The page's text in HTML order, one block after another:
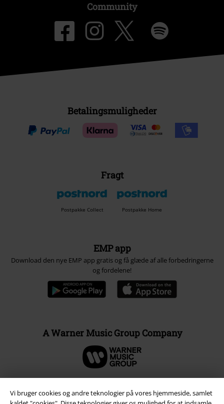
Vi bruger cookies og andre teknologier på vores hjemmeside, samlet
Community
Betalingsmuligheder
Fragt
Postpakke Collect Postpakke Home
EMP app
Download den nye EMP app gratis og få glæde af alle forbedringerne
og fordelene!
A Warner Music Group Company